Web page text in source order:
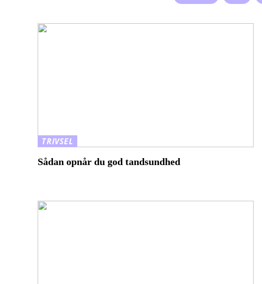
TRIVSEL
Sådan opnår du god tandsundhed